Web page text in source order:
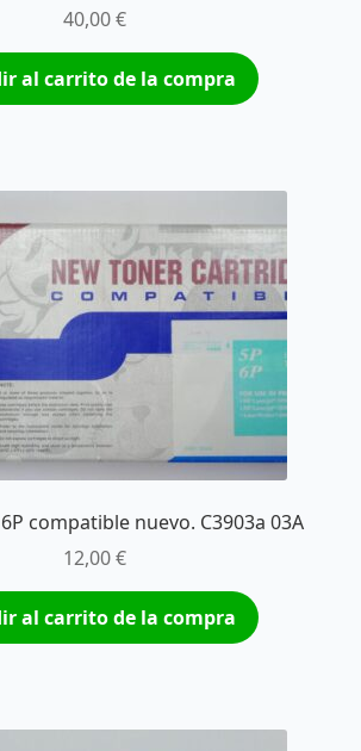
40,00€
al carrito de la compra
compatible nuevo. C3903a 03A
12,00€
al carrito de la compra